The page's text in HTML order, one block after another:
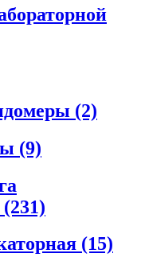
(2)
(9)
(231)
(15)